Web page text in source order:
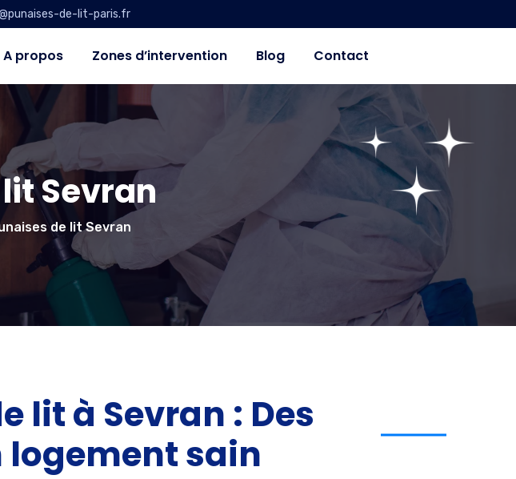
de-lit-paris.fr
A propos Zones d’intervention Blog Contact
Sevran
de lit Sevran
lit à Sevran : Des
sain